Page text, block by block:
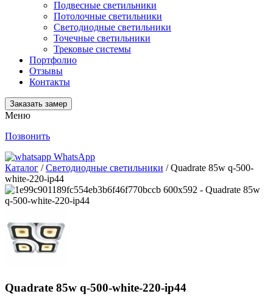
Подвесные светильники
Потолочные светильники
Светодиодные светильники
Точечные светильники
Трековые системы
Портфолио
Отзывы
Контакты
Заказать замер
Меню
Позвонить
WhatsApp
Каталог /Светодиодные светильники / Quadrate 85w q-500-
white-220-ip44
Quadrate 85w q-500-white-220-ip44